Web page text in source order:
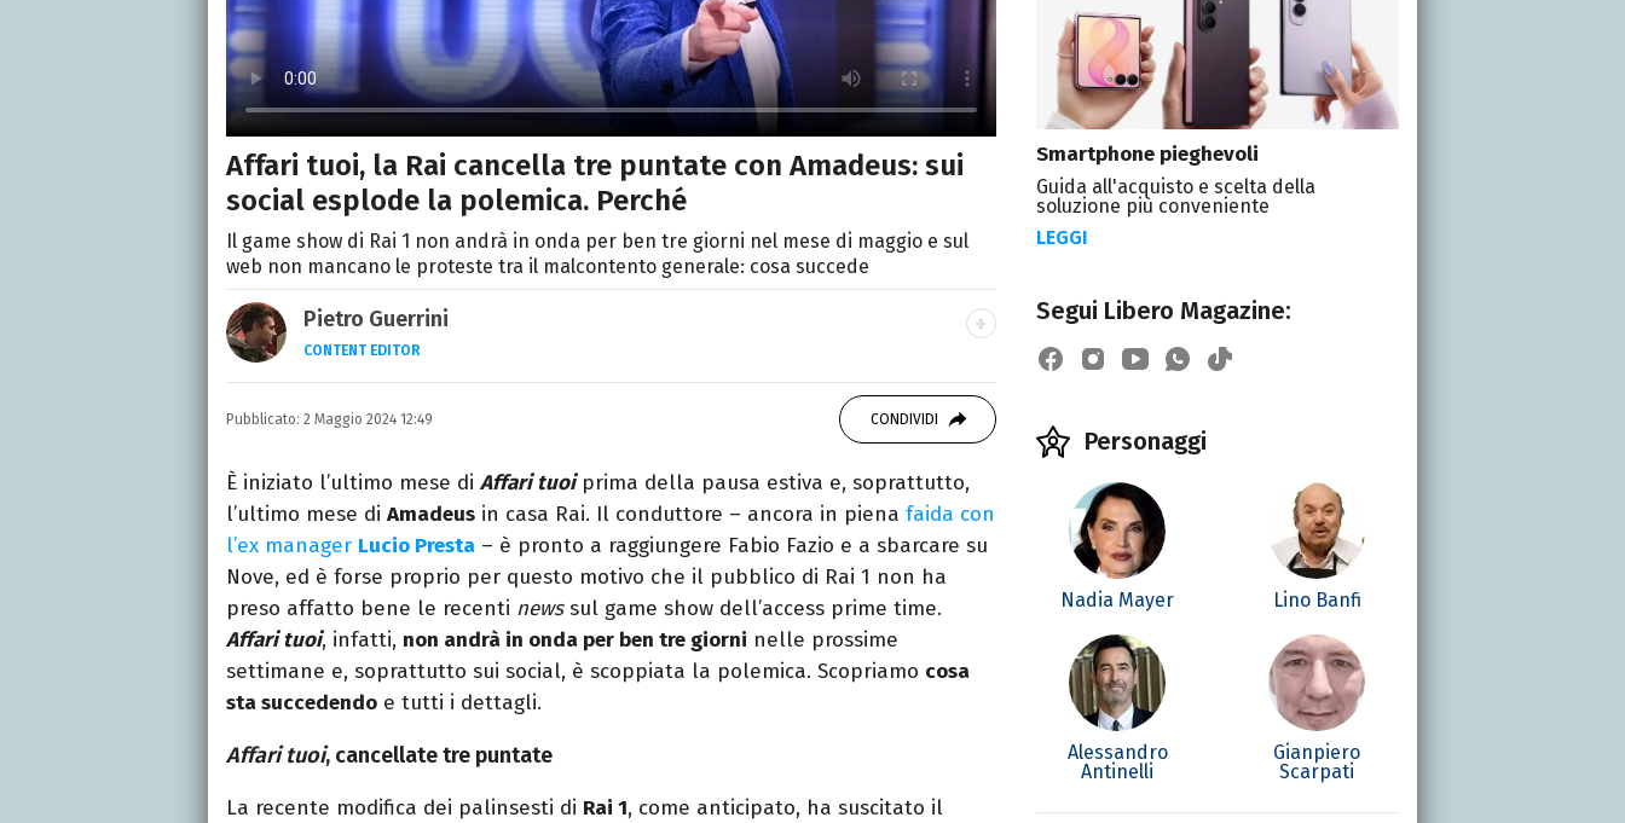
Affari tuoi, la Rai cancella tre puntate con Amadeus: sui
social esplode la polemica. Perché
Il game show di Rai 1 non andrà in onda per ben tre giorni nel mese di maggio e sul
web non mancano le proteste tra il malcontento generale: cosa succede
Pietro Guerrini
CONTENT EDITOR
Laurea in Lettere, smania di viaggi e passione per i cartoni (della pizza
e della Pixar).
Pubblicato: 2 Maggio 2024 12:49 CONDIVIDI
È iniziato l’ultimo mese di Affari tuoiprima della pausa estiva e, soprattutto,
l’ultimo mese di Amadeus in casa Rai. Il conduttore – ancora in piena faida con
l’ex manager Lucio Presta – è pronto a raggiungere Fabio Fazio e a sbarcare su
Nove, ed è forse proprio per questo motivo che il pubblico di Rai 1 non ha
preso affatto bene le recenti newssul game show dell’access prime time.
Affari tuoi, infatti, non andrà in onda per ben tre giorni nelle prossime
settimane e, soprattutto sui social, è scoppiata la polemica. Scopriamo cosa
sta succedendo e tutti i dettagli.
Affari tuoi, cancellate tre puntate
La recente modifica dei palinsesti di Rai 1, come anticipato, ha suscitato il
Smartphone pieghevoli
Guida all'acquisto e scelta della
soluzione più conveniente
LEGGI
Segui Libero Magazine:
Personaggi
Nadia Mayer Lino Banfi
Alessandro
Antinelli
Gianpiero
Scarpati